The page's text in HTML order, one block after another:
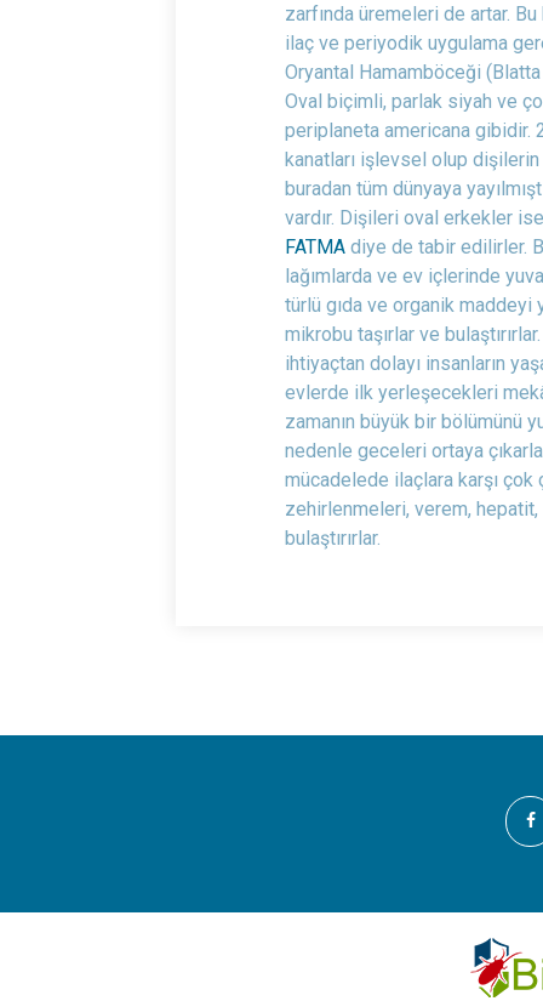
zarfında üremeleri de artar.
ilaç ve periyodik uygulama
Oryantal Hamamböceği
Oval biçimli, parlak siyah ve
periplaneta americana gibidir.
kanatları işlevsel olup
buradan tüm dünyaya
vardır. Dişileri oval erkekler
FATMA diye de tabir edilirler.
lağımlarda ve ev içlerinde
türlü gıda ve organik
mikrobu taşırlar ve
ihtiyaçtan dolayı insanların
evlerde ilk yerleşecekleri
zamanın büyük bir bölümünü
nedenle geceleri ortaya
mücadelede ilaçlara karşı çok
zehirlenmeleri, verem, hepatit,
bulaştırırlar.